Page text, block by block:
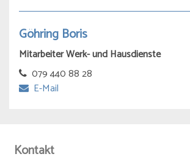
Göhring Boris
Mitarbeiter Werk- und Hausdienste
079 440 88 28
E-Mail
Kontakt